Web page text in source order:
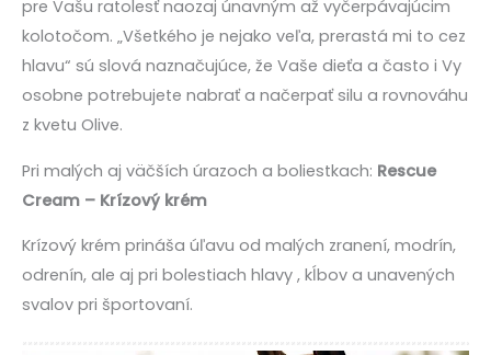
pre Vašu ratolesť naozaj únavným až vyčerpávajúcim
kolotočom. „Všetkého je nejako veľa, prerastá mi to cez
hlavu“ sú slová naznačujúce, že Vaše dieťa a často i Vy
osobne potrebujete nabrať a načerpať silu a rovnováhu
z kvetu Olive.
Pri malých aj väčších úrazoch a boliestkach: Rescue
Cream – Krízový krém
Krízový krém prináša úľavu od malých zranení, modrín,
odrenín, ale aj pri bolestiach hlavy , kĺbov a unavených
svalov pri športovaní.